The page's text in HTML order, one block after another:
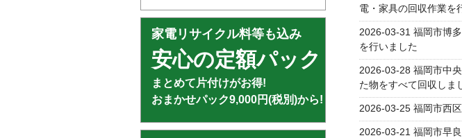
電・家具の回収作業を
2026-03-31 福岡市博
を行いました
2026-03-28 福岡市中
た物をすべて回収しま
2026-03-25 福岡市西
2026-03-21 福岡市早
家電リサイクル料等も込み
安心の定額パック
まとめて片付けがお得!
おまかせパック9,000円(税別)から!